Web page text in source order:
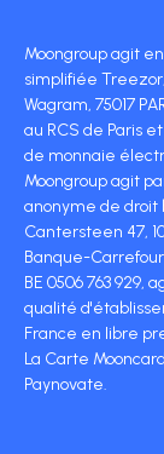
Moongroup agit
simplifiée
Wagram, 75017
au RCS de Paris
de monnaie
Moongroup agit
anonyme de droit
Cantersteen 47,
Banque-
BE 0506 763 929,
qualité
France en libre
La Carte
Paynovate.